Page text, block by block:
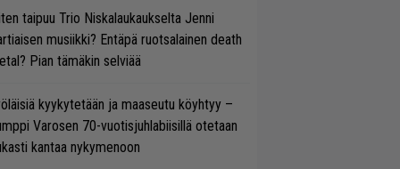
taipuu Trio Niskalaukaukselta Jenni
musiikki? Entäpä ruotsalainen death
Pian tämäkin selviää
kyykytetään ja maaseutu köyhtyy –
Varosen 70-vuotisjuhlabiisillä otetaan
kantaa nykymenoon